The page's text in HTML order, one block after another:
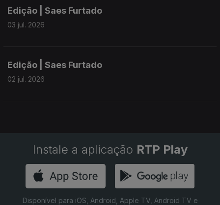
Edição | Saes Furtado
03 jul. 2026
Edição | Saes Furtado
02 jul. 2026
Instale a aplicação RTP Play
Disponível para iOS, Android, Apple TV, Android TV e